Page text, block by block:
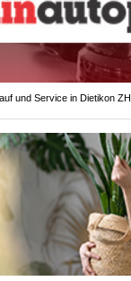
und Service in Dietikon ZH